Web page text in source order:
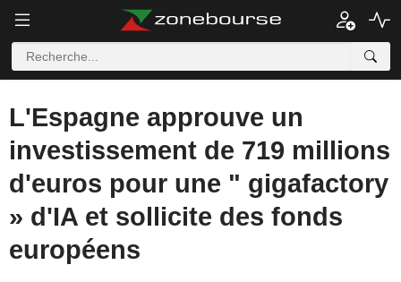
L'Espagne approuve un
investissement de 719 millions
d'euros pour une " gigafactory
» d'IA et sollicite des fonds
européens